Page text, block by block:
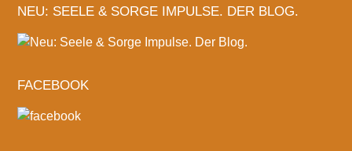
NEU: SEELE & SORGE IMPULSE. DER BLOG.
FACEBOOK